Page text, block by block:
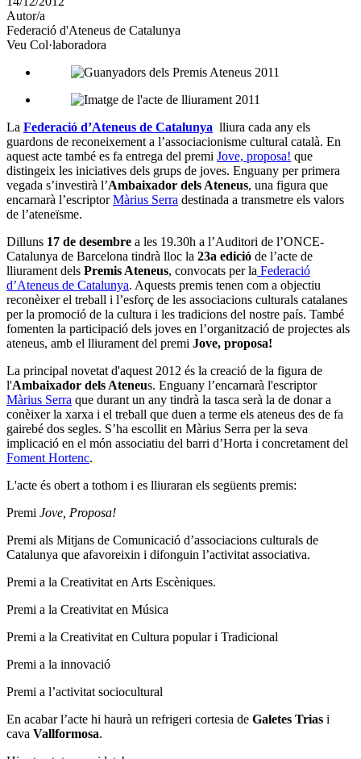
altres
xarxes
socials
Autor/a
Federació d'Ateneus de Catalunya
Veu Col·laboradora
La Federació d’Ateneus de Catalunya lliura cada any els
guardons de reconeixement a l’associacionisme cultural català. En
aquest acte també es fa entrega del premi Jove, proposa! que
distingeix les iniciatives dels grups de joves. Enguany per primera
vegada s’investirà l’Ambaixador dels Ateneus, una figura que
encarnarà l’escriptorMàrius Serra destinada a transmetre els valors
de l’ateneïsme.
Dilluns 17 de desembre a les 19.30h a l’Auditori de l’ONCE-
Catalunya de Barcelona tindrà lloc la 23a edició de l’acte de
lliurament dels Premis Ateneus, convocats per la Federació
d’Ateneus de Catalunya. Aquests premis tenen com a objectiu
reconèixer el treball i l’esforç de les associacions culturals catalanes
per la promoció de la cultura i les tradicions del nostre país. També
fomenten la participació dels joves en l’organització de projectes als
ateneus, amb el lliurament del premi Jove, proposa!
La principal novetat d'aquest 2012 és la creació de la figura de
l'Ambaixador dels Ateneus. Enguany l’encarnarà l'escriptor
Màrius Serra que durant un any tindrà la tasca serà la de donar a
conèixer la xarxa i el treball que duen a terme els ateneus des de fa
gairebé dos segles. S’ha escollit en Màrius Serra per la seva
implicació en el món associatiu del barri d’Horta i concretament del
Foment Hortenc.
L'acte és obert a tothom i es lliuraran els següents premis:
Premi Jove, Proposa!
Premi als Mitjans de Comunicació d’associacions culturals de
Catalunya que afavoreixin i difonguin l’activitat associativa.
Premi a la Creativitat en Arts Escèniques.
Premi a la Creativitat en Música
Premi a la Creativitat en Cultura popular i Tradicional
Premi a la innovació
Premi a l’activitat sociocultural
En acabar l’acte hi haurà un refrigeri cortesia de Galetes Trias i
cava Vallformosa.